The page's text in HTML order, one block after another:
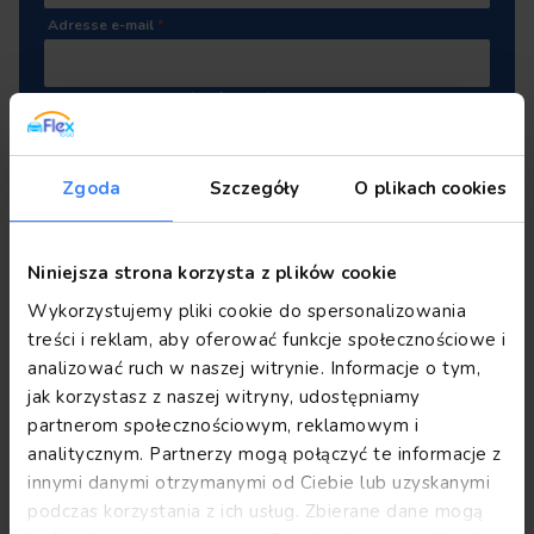
Zgoda Szczegóły O plikach cookies
Niniejsza strona korzysta z plików cookie
Wykorzystujemy pliki cookie do spersonalizowania
treści i reklam, aby oferować funkcje społecznościowe i
analizować ruch w naszej witrynie. Informacje o tym,
jak korzystasz z naszej witryny, udostępniamy
partnerom społecznościowym, reklamowym i
analitycznym. Partnerzy mogą połączyć te informacje z
innymi danymi otrzymanymi od Ciebie lub uzyskanymi
podczas korzystania z ich usług. Zbierane dane mogą
Adresse e-mail*
Joignez votre CV(.pdf, .docx)
Déposez ou cliquez pour ajouter un fichier
Je consens au traitement de mes données
recrutement pour le poste auquel je postule et pour
les futurs processus de recrutement conformément
aux réglementations GDPR.*
POSTULER